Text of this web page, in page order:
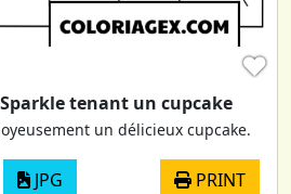
♥
tenant un cupcake
un délicieux cupcake.
JPG PRINT